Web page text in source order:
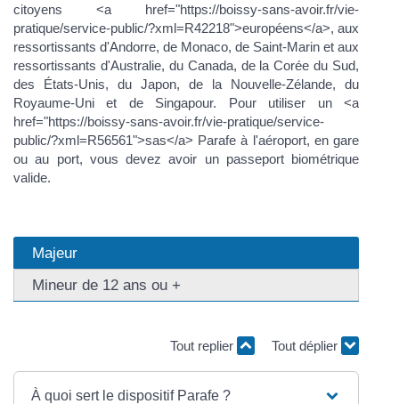
citoyens <a href="https://boissy-sans-avoir.fr/vie-
pratique/service-public/?xml=R42218">européens</a>, aux
ressortissants d'Andorre, de Monaco, de Saint-Marin et aux
ressortissants d'Australie, du Canada, de la Corée du Sud,
des États-Unis, du Japon, de la Nouvelle-Zélande, du
Royaume-Uni et de Singapour. Pour utiliser un <a
href="https://boissy-sans-avoir.fr/vie-pratique/service-
public/?xml=R56561">sas</a> Parafe à l'aéroport, en gare
ou au port, vous devez avoir un passeport biométrique
valide.
Majeur
Mineur de 12 ans ou +
Tout replier Tout déplier
À quoi sert le dispositif Parafe ?